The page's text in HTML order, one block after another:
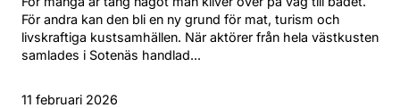
För andra kan den bli en ny grund för mat, turism och
livskraftiga kustsamhällen. När aktörer från hela västkusten
samlades i Sotenäs handlad...
11 februari 2026